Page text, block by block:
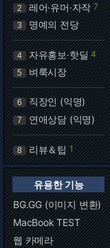
2 레어·유머·자작 7
3 명예의 전당
4 자유홍보·핫딜 4
5 벼룩시장
6 직장인 (익명)
7 연애상담 (익명)
8 리뷰＆팁 1
유용한 기능
BG.GG (이미지 변환)
MacBook TEST
웹 카메라